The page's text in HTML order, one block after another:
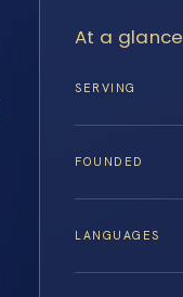
At a glance
SERVING
FOUNDED
LANGUAGES